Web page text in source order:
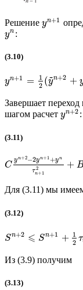
Решение yn+1
yn :
(3.10)
yn+1 =
1
2 (y
~n+2 +
Завершает
шагом расчет yn+2 :
(3.11)
C
yn+2−2yn+1 +yn
τ 2
n+1
+
Для (3.11) мы
(3.12)
Sn+2 ⩽ Sn+1 + 1
2 τ
Из (3.9) получим
(3.13)